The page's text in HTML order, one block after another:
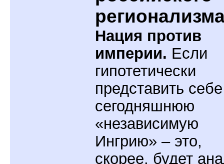
Нация против
империи. Если
гипотетически
представить себе
сегодняшнюю
«независимую
Ингрию» – это,
скорее, будет